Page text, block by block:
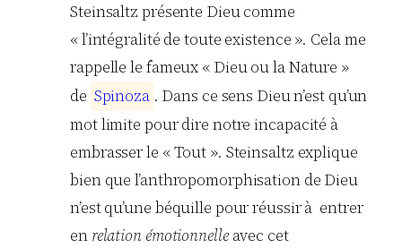
Steinsaltz présente Dieu comme
« l’intégralité de toute existence ». Cela me
rappelle le fameux « Dieu ou la Nature »
de Spinoza . Dans ce sens Dieu n’est qu’un
mot limite pour dire notre incapacité à
embrasser le « Tout ». Steinsaltz explique
bien que l’anthropomorphisation de Dieu
n’est qu’une béquille pour réussir à entrer
en relation émotionnelleavec cet